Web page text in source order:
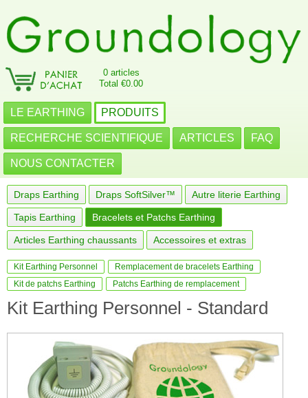
0 articles
Total €0.00
LE EARTHING PRODUITS
RECHERCHE SCIENTIFIQUE ARTICLES FAQ
NOUS CONTACTER
Draps Earthing Draps SoftSilver™ Autre literie Earthing
Tapis Earthing Bracelets et Patchs Earthing
Articles Earthing chaussants Accessoires et extras
Kit Earthing Personnel
Remplacement de bracelets Earthing
Kit de patchs Earthing
Patchs Earthing de remplacement
Kit Earthing Personnel - Standard